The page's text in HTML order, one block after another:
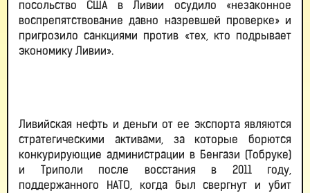
посольство США в Ливии осудило «незаконное
воспрепятствование давно назревшей проверке» и
пригрозило санкциями против «тех, кто подрывает
экономику Ливии».
Ливийская нефть и деньги от ее экспорта являются
стратегическими активами, за которые борются
конкурирующие администрации в Бенгази (Тобруке)
и Триполи после восстания в 2011 году,
поддержанного НАТО, когда был свергнут и убит